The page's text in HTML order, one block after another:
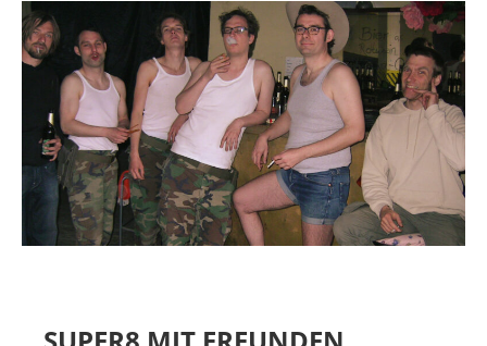
WIR ÜBER UNS
ANREISE
KONTAKTE
ZENTRALWERK E.V.
GENOSSENSCHAFT